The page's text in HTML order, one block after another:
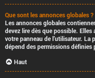
Que sont les annonces globales ?
Les annonces globales
devez lire dès que possible.
votre panneau de l’utilisateur.
dépend des permissions définies
Haut